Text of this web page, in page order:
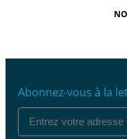
Abonnez-vous à la